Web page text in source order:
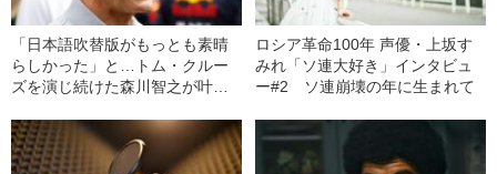
「日本語吹替版がもっとも素晴
らしかった」と…トム・クルー
ズを演じ続けた森川智之が叶え
ロシア革命100年 声優・上坂す
みれ「ソ連大好き」インタビュ
ー#2 ソ連崩壊の年に生まれて